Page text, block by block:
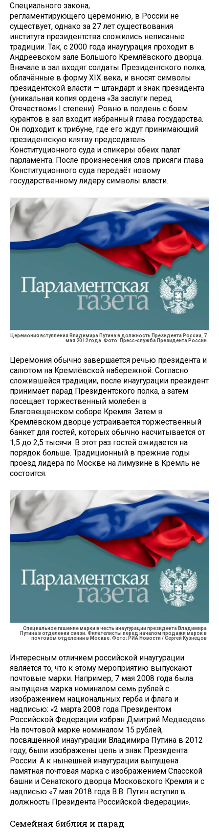
Специального закона,
регламентирующего церемонию, в России не
существует, однако за 27 лет существования
института президентства сложились неписаные
традиции. Так, с 2000 года инаугурация проходит в
Андреевском зале Большого Кремлёвского дворца.
Вначале в зал входят солдаты Президентского полка,
облачённые в форму XIX века, и вносят символы
президентской власти — штандарт и знак президента
(уникальная копия ордена «За заслуги перед
Отечеством» I степени). Ровно в полдень с боем
курантов в зал входит избранный глава государства.
Он подходит к трибуне, где его ждут принимающий
президентскую клятву председатель
Конституционного суда и спикеры обеих палат
парламента. После произнесения слов присяги глава
Конституционного суда передаёт новому
государственному лидеру символы власти.
Церемония вступления Владимира Путина в должность Президента России, 7
мая 2012 года. Фото: Пресс-служба Президента России
Церемония обычно завершается речью президента и
салютом на Кремлёвской набережной. Согласно
сложившейся традиции, после инаугурации президент
принимает парад Президентского полка, а затем
посещает торжественный молебен в
Благовещенском соборе Кремля. Затем в
Кремлёвском дворце устраивается торжественный
банкет для гостей, которых обычно насчитывается от
1,5 до 2,5 тысячи. В этот раз гостей ожидается на
порядок больше. Традиционный в прежние годы
проезд лидера по Москве на лимузине в Кремль не
состоится.
Специальное гашение марки в честь инаугурации президента Владимира
Путина в отделении связи. Филателисты перед началом продажи марок в
почтовом отделении в Москве. Фото: РИА Новости / Сергей Кузнецов
Интересным отличием российской инаугурации
является то, что к этому мероприятию выпускают
почтовые марки. Например, 7 мая 2008 года была
выпущена марка номиналом семь рублей с
изображением национальных герба и флага и
надписью: «2 марта 2008 года Президентом
Российской Федерации избран Дмитрий Медведев».
На почтовой марке номиналом 15 рублей,
посвящённой инаугурации Владимира Путина в 2012
году, были изображены цепь и знак Президента
России. А к нынешней инаугурации выпущена
памятная почтовая марка с изображением Спасской
башни и Сенатского дворца Московского Кремля и с
надписью «7 мая 2018 года В.В. Путин вступил в
должность Президента Российской Федерации».
Семейная библия и парад